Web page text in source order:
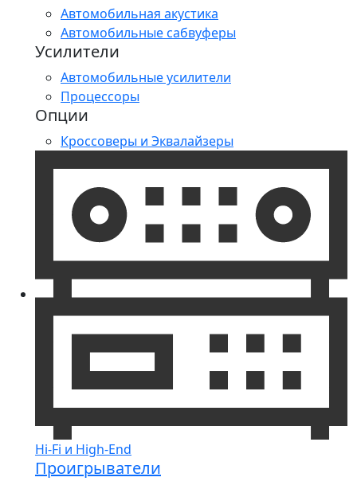
Автомобильная акустика
Автомобильные сабвуферы
Усилители
Автомобильные усилители
Процессоры
Опции
Кроссоверы и Эквалайзеры
Hi-Fi и High-End
Проигрыватели